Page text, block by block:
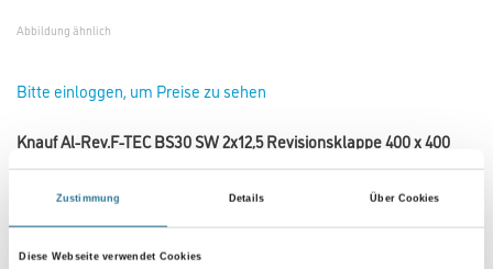
Zustimmung Details Über Cookies
Diese Webseite verwendet Cookies
Abbildung ähnlich
Bitte einloggen, um Preise zu sehen
Knauf Al-Rev.F-TEC BS30 SW 2x12,5 Revisionsklappe 400 x 400
Art-Nr.:1065-002671